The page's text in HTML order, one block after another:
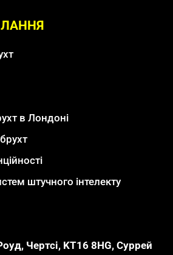
в Лондоні
штучного інтелекту
Чертсі, KT16 8HG, Суррей